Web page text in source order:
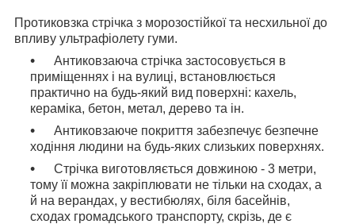
Протиковзка стрічка з морозостійкої та несхильної до
впливу ультрафіолету гуми.
Антиковзаюча стрічка застосовується в
приміщеннях і на вулиці, встановлюється
практично на будь-який вид поверхні: кахель,
кераміка, бетон, метал, дерево та ін.
Антиковзаюче покриття забезпечує безпечне
ходіння людини на будь-яких слизьких поверхнях.
Стрічка виготовляється довжиною - 3 метри,
тому її можна закріплювати не тільки на сходах, а
й на верандах, у вестибюлях, біля басейнів,
сходах громадського транспорту, скрізь, де є